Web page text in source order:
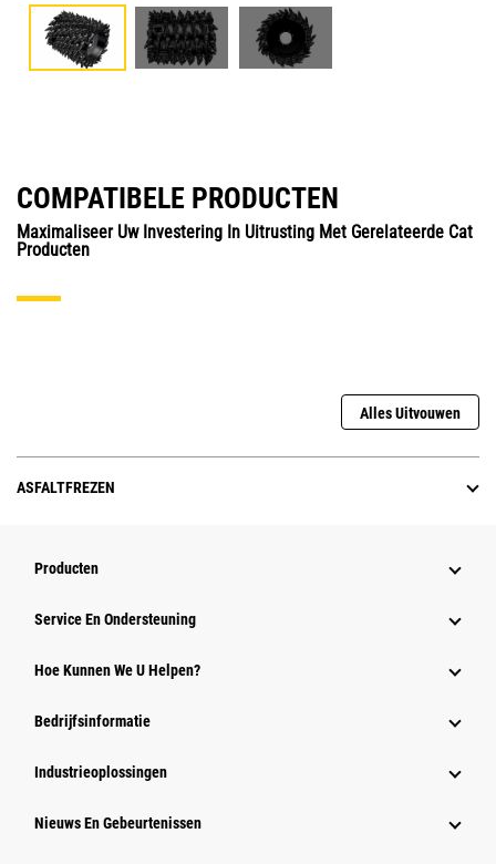
COMPATIBELE PRODUCTEN
Maximaliseer Uw Investering In Uitrusting Met Gerelateerde Cat
Producten
Alles Uitvouwen
ASFALTFREZEN
Producten
Service En Ondersteuning
Hoe Kunnen We U Helpen?
Bedrijfsinformatie
Industrieoplossingen
Nieuws En Gebeurtenissen